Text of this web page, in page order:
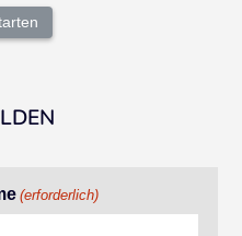
(erforderlich)